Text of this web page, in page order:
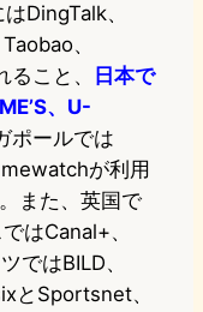
DingTalk、
、
こと、
日本で
、U-
ポールでは
が利用
また、英国で
はCanal+、
ではBILD、
とSportsnet、